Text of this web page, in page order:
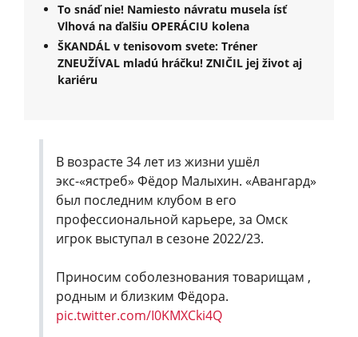
To snáď nie! Namiesto návratu musela ísť
Vlhová na ďalšiu OPERÁCIU kolena
ŠKANDÁL v tenisovom svete: Tréner
ZNEUŽÍVAL mladú hráčku! ZNIČIL jej život aj
kariéru
В возрасте 34 лет из жизни ушёл
экс-«ястреб» Фёдор Малыхин. «Авангард»
был последним клубом в его
профессиональной карьере, за Омск
игрок выступал в сезоне 2022/23.
Приносим соболезнования товарищам ,
родным и близким Фёдора.
pic.twitter.com/I0KMXCki4Q